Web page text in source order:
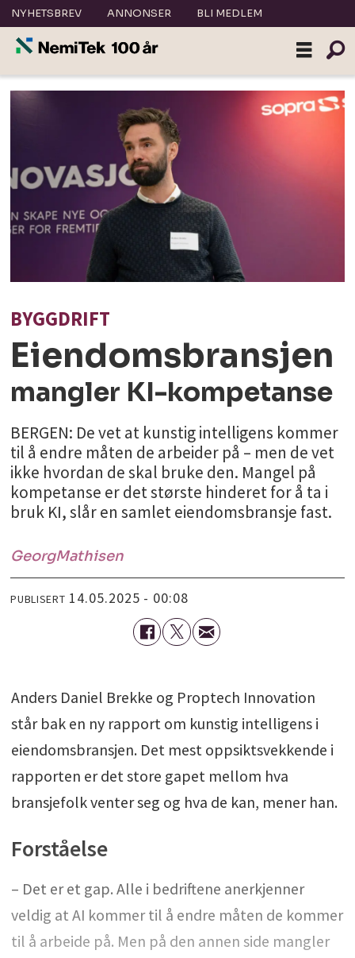
NYHETSBREV ANNONSER BLI MEDLEM
BYGGDRIFT
Eiendomsbransjen
mangler KI-kompetanse
BERGEN: De vet at kunstig intelligens kommer
til å endre måten de arbeider på – men de vet
ikke hvordan de skal bruke den. Mangel på
kompetanse er det største hinderet for å ta i
bruk KI, slår en samlet eiendomsbransje fast.
GeorgMathisen
PUBLISERT 14.05.2025 - 00:08
Anders Daniel Brekke og Proptech Innovation
står bak en ny rapport om kunstig intelligens i
eiendomsbransjen. Det mest oppsiktsvekkende i
rapporten er det store gapet mellom hva
bransjefolk venter seg og hva de kan, mener han.
Forståelse
– Det er et gap. Alle i bedriftene anerkjenner
veldig at AI kommer til å endre måten de kommer
til å arbeide på. Men på den annen side mangler